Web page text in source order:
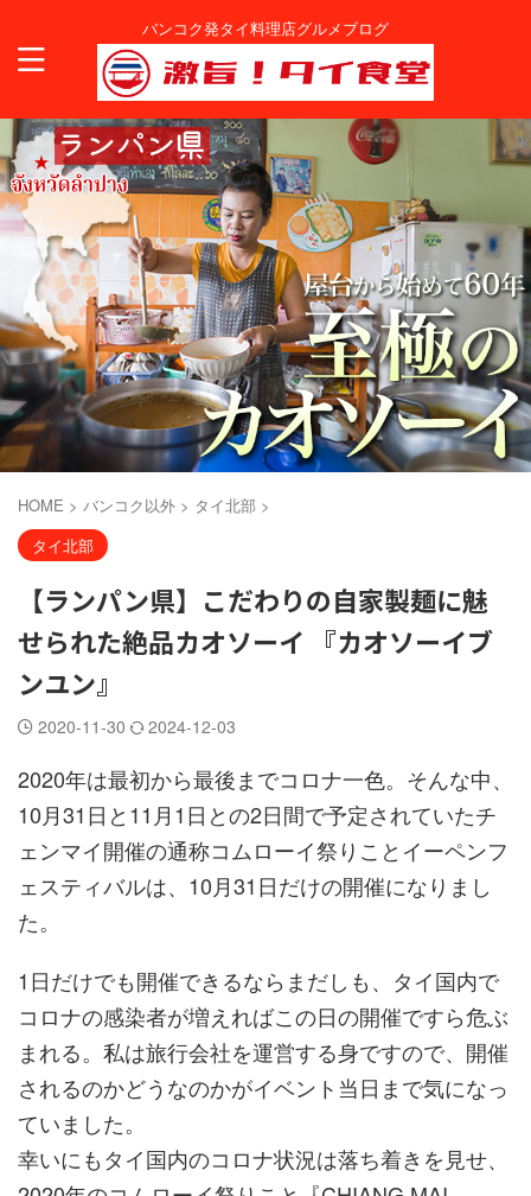
バンコク発タイ料理店グルメブログ
HOME > バンコク以外 > タイ北部 >
タイ北部
【ランパン県】こだわりの自家製麺に魅
せられた絶品カオソーイ 『カオソーイブ
ンユン』
2020-11-30 2024-12-03
2020年は最初から最後までコロナ一色。そんな中、
10月31日と11月1日との2日間で予定されていたチ
ェンマイ開催の通称コムローイ祭りことイーペンフ
ェスティバルは、10月31日だけの開催になりまし
た。
1日だけでも開催できるならまだしも、タイ国内で
コロナの感染者が増えればこの日の開催ですら危ぶ
まれる。私は旅行会社を運営する身ですので、開催
されるのかどうなのかがイベント当日まで気になっ
ていました。
幸いにもタイ国内のコロナ状況は落ち着きを見せ、